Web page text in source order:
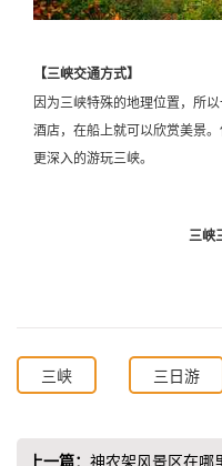
【三峡交通方式】
因为三峡特殊的地理位置，所
酒店，在船上就可以欣赏美景
更深入的游玩三峡。
三峡
三峡 三日游
上一篇： 神农架风景区在哪